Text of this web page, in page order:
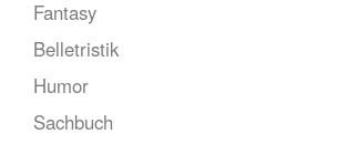
Fantasy
Belletristik
Humor
Sachbuch